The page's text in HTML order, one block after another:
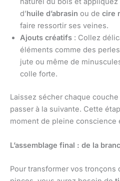
d’huile d’abrasin ou de cire
faire ressortir ses veines.
Ajouts créatifs : Collez
éléments comme des
jute ou même de
colle forte.
Laissez sécher chaque
passer à la suivante. Cette
moment de pleine conscience
L’assemblage final : de la
Pour transformer vos tronçons